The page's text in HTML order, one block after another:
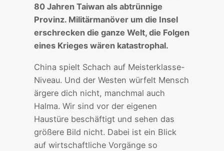
80 Jahren Taiwan als abtrünnige
Provinz. Militärmanöver um die Insel
erschrecken die ganze Welt, die Folgen
eines Krieges wären katastrophal.
China spielt Schach auf Meisterklasse-
Niveau. Und der Westen würfelt Mensch
ärgere dich nicht, manchmal auch
Halma. Wir sind vor der eigenen
Haustüre beschäftigt und sehen das
größere Bild nicht. Dabei ist ein Blick
auf wirtschaftliche Vorgänge so